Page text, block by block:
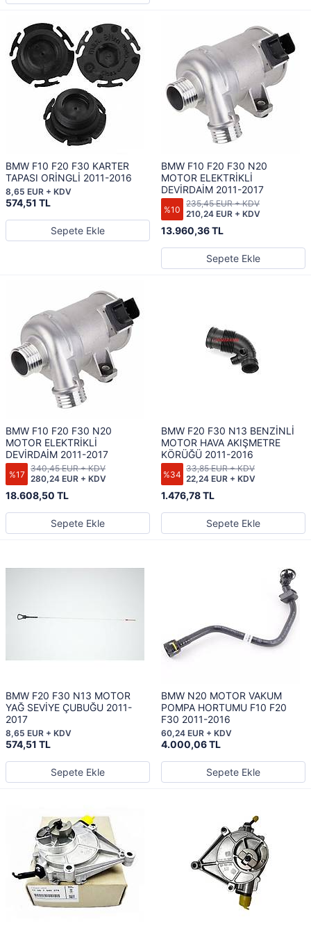
BMW F10 F20 F30 KARTER
TAPASI ORİNGLİ 2011-2016
574,51 TL
8,65 EUR + KDV
Sepete Ekle
BMW F10 F20 F30 N20
MOTOR ELEKTRİKLİ
DEVİRDAİM 2011-2017
%10
13.960,36 TL
210,24 EUR + KDV
235,45 EUR + KDV
Sepete Ekle
BMW F10 F20 F30 N20
MOTOR ELEKTRİKLİ
DEVİRDAİM 2011-2017
%17
18.608,50 TL
280,24 EUR + KDV
340,45 EUR + KDV
Sepete Ekle
BMW F20 F30 N13 BENZİNLİ
MOTOR HAVA AKIŞMETRE
KÖRÜĞÜ 2011-2016
%34
1.476,78 TL
22,24 EUR + KDV
33,85 EUR + KDV
Sepete Ekle
BMW F20 F30 N13 MOTOR
YAĞ SEVİYE ÇUBUĞU 2011-
2017
574,51 TL
8,65 EUR + KDV
Sepete Ekle
BMW N20 MOTOR VAKUM
POMPA HORTUMU F10 F20
F30 2011-2016
4.000,06 TL
60,24 EUR + KDV
Sepete Ekle